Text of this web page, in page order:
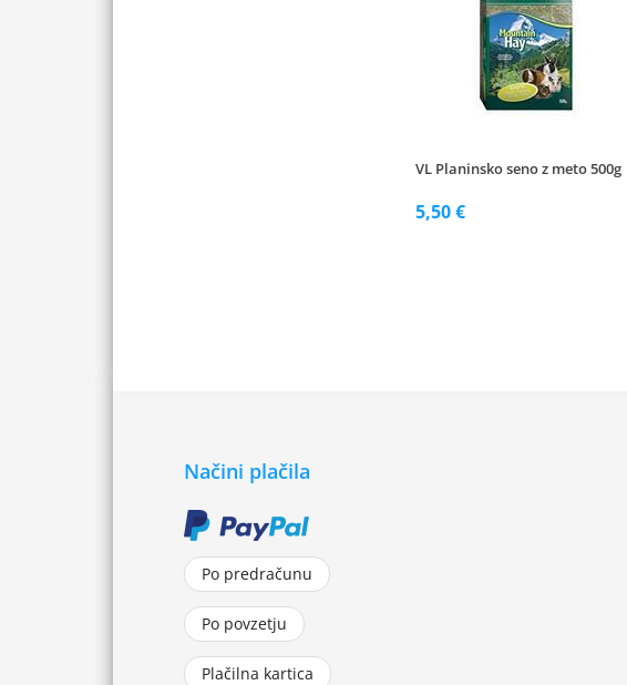
VL Planinsko seno z meto 500g
5,50 €
Načini plačila
Po predračunu
Po povzetju
Plačilna kartica